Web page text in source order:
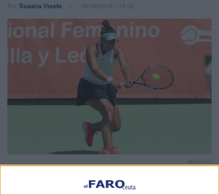
Por Susana Iñesta 06/08/2019 - 19:32
ARCHIVO